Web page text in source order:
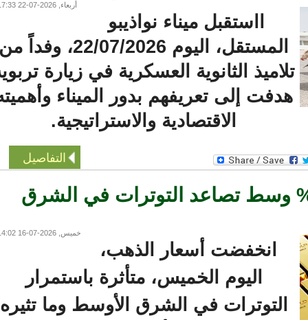
أربعاء, 2026-07-22 17:33
ااستقبل ميناء نواذيبو
المستقل، اليوم 22/07/2026، وفداً من
الثانوية العسكرية في زيارة تربوية
هدفت إلى تعريفهم بدور الميناء وأهميته
الاقتصادية والاستراتيجية.
التفاصيل
الذهب 0.7% وسط تصاعد التوترات في الشرق
خميس, 2026-07-16 14:02
انخفضت أسعار الذهب،
اليوم الخميس، متأثرة باستمرار
التوترات في الشرق الأوسط وما تثيره